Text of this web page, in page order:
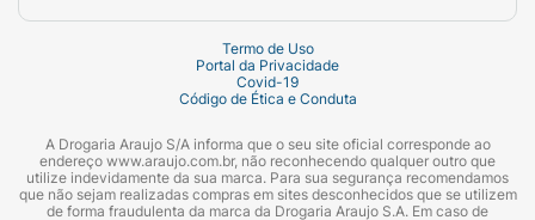
Termo de Uso
Portal da Privacidade
Covid-19
Código de Ética e Conduta
A Drogaria Araujo S/A informa que o seu site oficial corresponde ao
endereço www.araujo.com.br, não reconhecendo qualquer outro que
utilize indevidamente da sua marca. Para sua segurança recomendamos
que não sejam realizadas compras em sites desconhecidos que se utilizem
de forma fraudulenta da marca da Drogaria Araujo S.A. Em caso de